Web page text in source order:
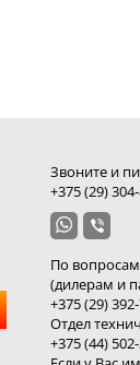
Звоните и
+375 (29)
По
(дилерам и
+375 (29)
Отдел
+375 (44)